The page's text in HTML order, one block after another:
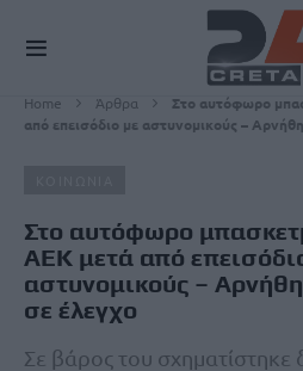
Home Άρθρα
Στο αυτόφωρο
από επεισόδιο με αστυνομικούς –
Στο αυτόφωρο
ΑΕΚ μετά από
αστυνομικούς –
σε έλεγχο
Σε βάρος του σχηματίστηκε